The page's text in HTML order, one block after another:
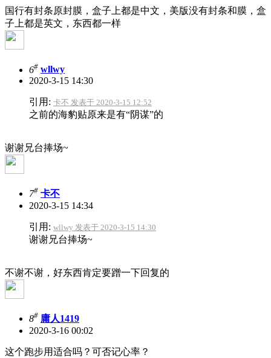
国行有封条原封膜，盒子上都是中文，美版没有封条和膜，盒
子上都是英文，东西都一样
6# wllwy
2020-3-15 14:30
引用: 卡不 发表于 2020-3-15 12:52
之前的海豹贴原来是有“阴谋”的
谢谢兄台捧场~
7# 卡不
2020-3-15 14:34
引用: wllwy 发表于 2020-3-15 14:30
谢谢兄台捧场~
不谢不谢，好东西肯定要蹭一下回复的
8# 庸人1419
2020-3-16 00:02
这个跑步用适合吗？可否记心率？